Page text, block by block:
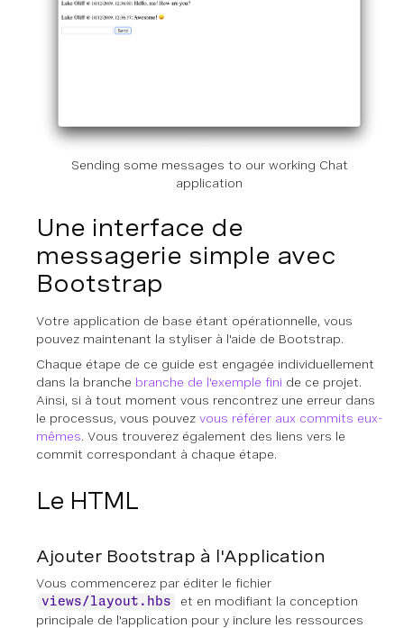
Sending some messages to our working Chat
application
Une interface de
messagerie simple avec
Bootstrap
Votre application de base étant opérationnelle, vous
pouvez maintenant la styliser à l'aide de Bootstrap.
Chaque étape de ce guide est engagée individuellement
dans la branche branche de l'exemple fini de ce projet.
Ainsi, si à tout moment vous rencontrez une erreur dans
le processus, vous pouvez vous référer aux commits eux-
mêmes. Vous trouverez également des liens vers le
commit correspondant à chaque étape.
Le HTML
Ajouter Bootstrap à l'Application
Vous commencerez par éditer le fichier
views/layout.hbs
et en modifiant la conception
principale de l'application pour y inclure les ressources